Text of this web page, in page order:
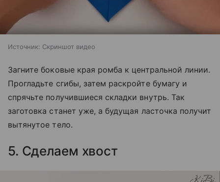
Источник: Скриншот видео
Загните боковые края ромба к центральной линии.
Прогладьте сгибы, затем раскройте бумагу и
спрячьте получившиеся складки внутрь. Так
заготовка станет уже, а будущая ласточка получит
вытянутое тело.
5. Сделаем хвост